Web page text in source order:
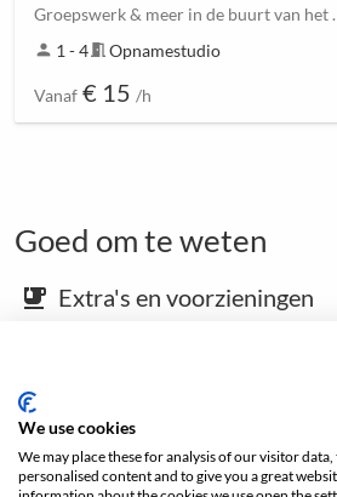
Groepswerk &
person 1 - 4meeting_room Opnamestudio
Vanaf € 15 /h
Goed om te weten
emoji_food_beverage Extra's en voorzieningen
Open
We use cookies
We may place these for analysis of our visitor
personalised content and to give you a great